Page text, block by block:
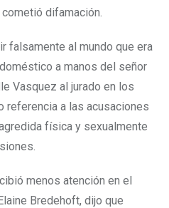
difamación.
falsamente al mundo que era
a manos del señor
Vasquez al jurado en los
referencia a las acusaciones
física y sexualmente
menos atención en el
Bredehoft, dijo que